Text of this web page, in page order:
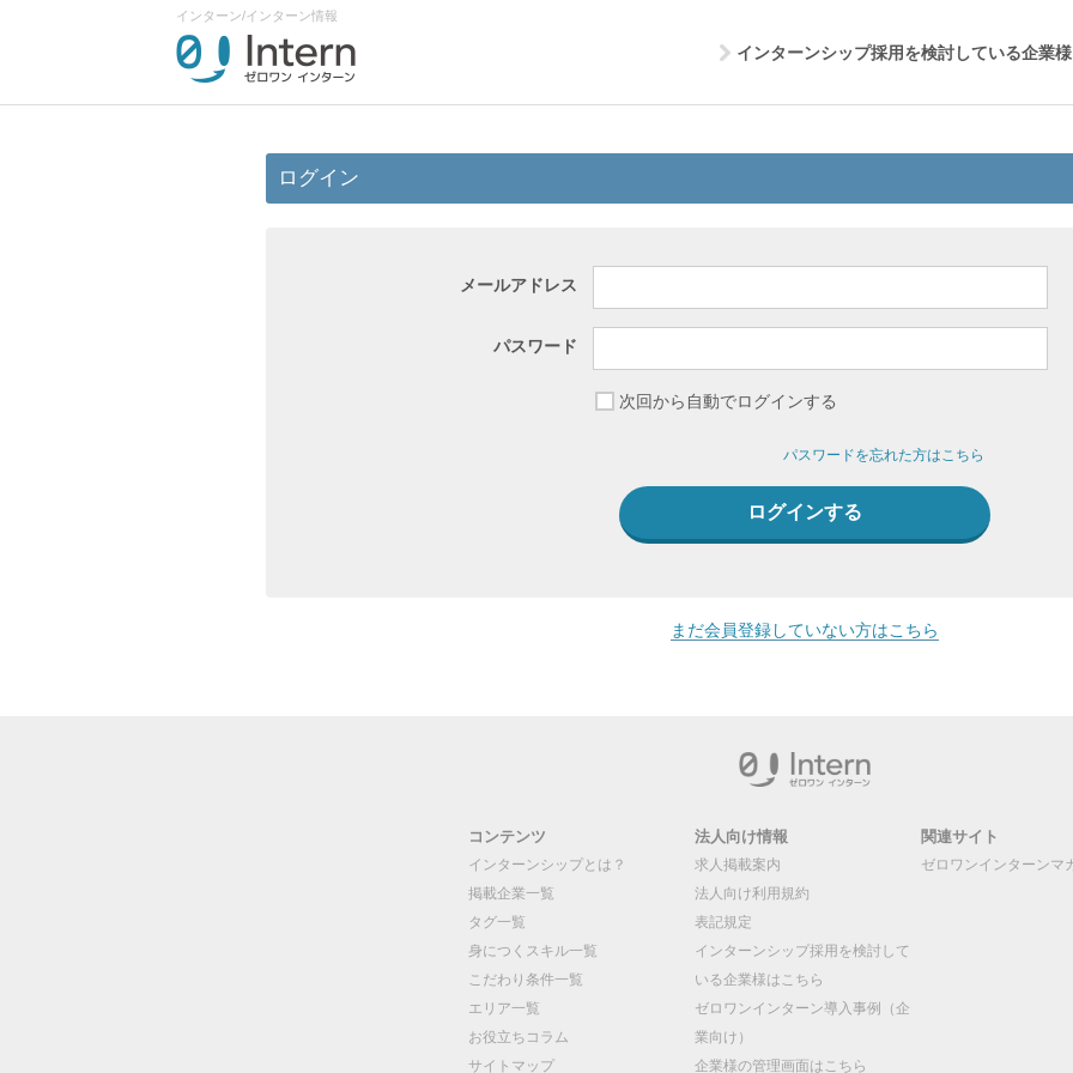
インターン/インターン情報
インターンシップ採用を検討している企業
ログイン
メールアドレス
パスワード
次回から自動でログインする
パスワードを忘れた方はこちら
まだ会員登録していない方はこちら
コンテンツ
インターンシップとは？
掲載企業一覧
タグ一覧
身につくスキル一覧
こだわり条件一覧
エリア一覧
お役立ちコラム
サイトマップ
法人向け情報
求人掲載案内
法人向け利用規約
表記規定
インターンシップ採用を検討して
いる企業様はこちら
ゼロワンインターン導入事例（企
業向け）
企業様の管理画面はこちら
関連サイト
ゼロワンインターンマ